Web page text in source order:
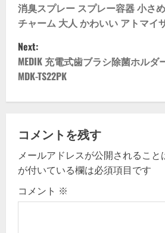
n
a
v
i
g
a
t
i
消臭スプレー スプレー容器 小さ
チャーム 大人 かわいい アトマイ
Next:
MEDIK 充電式歯ブラシ除菌ホルダ
MDK-TS22PK
コメントを残す
メールアドレスが公開されること
が付いている欄は必須項目です
コメント ※